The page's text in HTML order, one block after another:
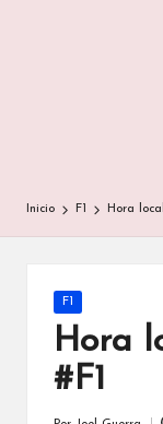
Inicio F1 Hora
Publicada
en
F1
Hora
#F1